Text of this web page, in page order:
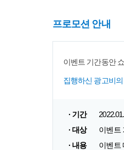
프로모션 안내
이벤트 기간동안
집행하신 광고비의
· 기간
· 대상
이벤트
· 내용
이벤트